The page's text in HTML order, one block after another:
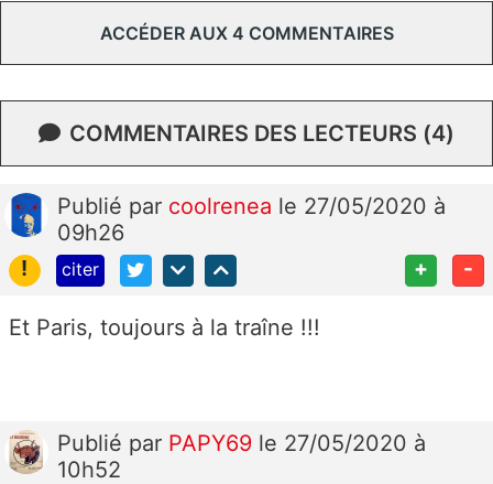
ACCÉDER AUX 4 COMMENTAIRES
COMMENTAIRES DES LECTEURS (4)
Publié par coolrenea le 27/05/2020 à
09h26
!
citer + -
Et Paris, toujours à la traîne !!!
Publié par PAPY69 le 27/05/2020 à
10h52